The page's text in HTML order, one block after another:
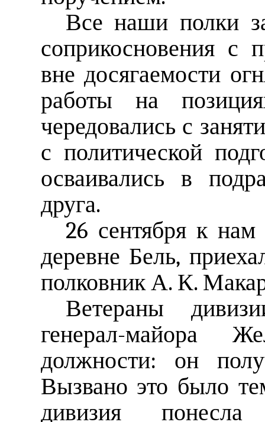
Все наши полки
соприкосновения с
вне досягаемости
работы на
чередовались с
с политической
осваивались в
друга.
26 сентября к
деревне Бель,
полковник А. К.
Ветераны
генерал-майора
должности: он
Вызвано это было
дивизия